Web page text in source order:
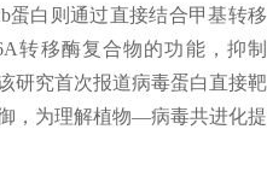
蛋白则通过直接结合甲基转移
转移酶复合物的功能，抑制
研究首次报道病毒蛋白直接靶
，为理解植物—病毒共进化提